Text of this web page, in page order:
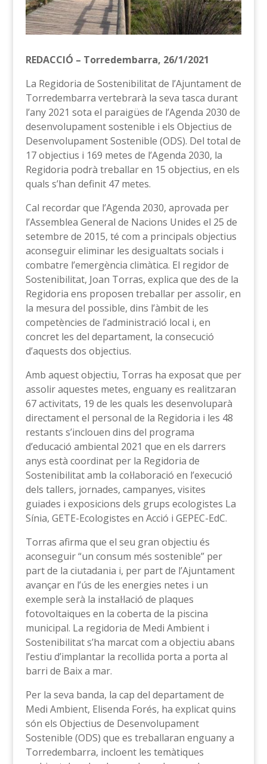
REDACCIÓ – Torredembarra, 26/1/2021
La Regidoria de Sostenibilitat de l’Ajuntament de
Torredembarra vertebrarà la seva tasca durant
l’any 2021 sota el paraigües de l’Agenda 2030 de
desenvolupament sostenible i els Objectius de
Desenvolupament Sostenible (ODS). Del total de
17 objectius i 169 metes de l’Agenda 2030, la
Regidoria podrà treballar en 15 objectius, en els
quals s’han definit 47 metes.
Cal recordar que l’Agenda 2030, aprovada per
l’Assemblea General de Nacions Unides el 25 de
setembre de 2015, té com a principals objectius
aconseguir eliminar les desigualtats socials i
combatre l’emergència climàtica. El regidor de
Sostenibilitat, Joan Torras, explica que des de la
Regidoria ens proposen treballar per assolir, en
la mesura del possible, dins l’àmbit de les
competències de l’administració local i, en
concret les del departament, la consecució
d’aquests dos objectius.
Amb aquest objectiu, Torras ha exposat que per
assolir aquestes metes, enguany es realitzaran
67 activitats, 19 de les quals les desenvoluparà
directament el personal de la Regidoria i les 48
restants s’inclouen dins del programa
d’educació ambiental 2021 que en els darrers
anys està coordinat per la Regidoria de
Sostenibilitat amb la col·laboració en l’execució
dels tallers, jornades, campanyes, visites
guiades i exposicions dels grups ecologistes La
Sínia, GETE-Ecologistes en Acció i GEPEC-EdC.
Torras afirma que el seu gran objectiu és
aconseguir “un consum més sostenible” per
part de la ciutadania i, per part de l’Ajuntament
avançar en l’ús de les energies netes i un
exemple serà la instal·lació de plaques
fotovoltaiques en la coberta de la piscina
municipal. La regidoria de Medi Ambient i
Sostenibilitat s’ha marcat com a objectiu abans
l’estiu d’implantar la recollida porta a porta al
barri de Baix a mar.
Per la seva banda, la cap del departament de
Medi Ambient, Elisenda Forés, ha explicat quins
són els Objectius de Desenvolupament
Sostenible (ODS) que es treballaran enguany a
Torredembarra, incloent les temàtiques